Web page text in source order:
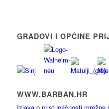
GRADOVI I OPĆINE
WWW.BARBAN.HR